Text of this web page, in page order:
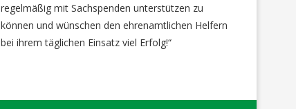
regelmäßig mit Sachspenden unterstützen zu
können und wünschen den ehrenamtlichen Helfern
bei ihrem täglichen Einsatz viel Erfolg!“